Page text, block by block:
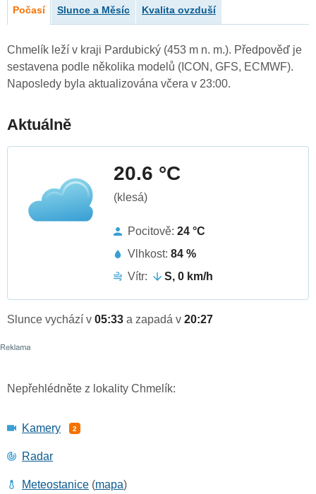
Počasí Slunce a Měsíc Kvalita ovzduší
Chmelík leží v kraji Pardubický (453 m n. m.). Předpověď je
sestavena podle několika modelů (ICON, GFS, ECMWF).
Naposledy byla aktualizována včera v 23:00.
Aktuálně
20.6 °C
(klesá)
Pocitově: 24 °C
Vlhkost: 84 %
Vítr:
S, 0 km/h
Slunce vychází v 05:33 a zapadá v 20:27
Nepřehlédněte z lokality Chmelík:
Kamery 2
Radar
Meteostanice (mapa)